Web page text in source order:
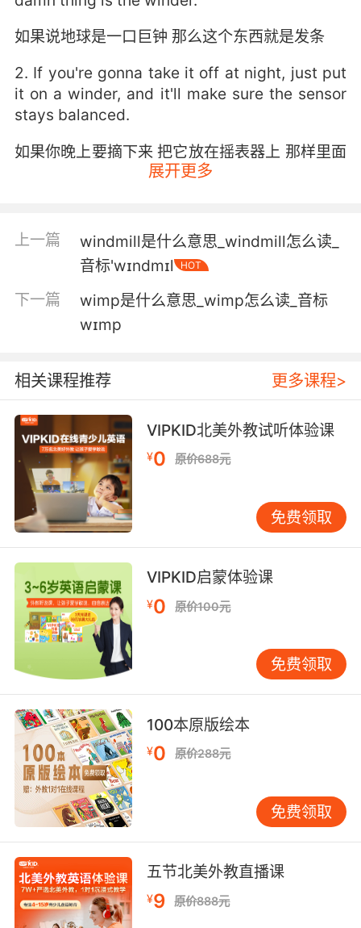
如果说地球是一口巨钟 那么这个东西就是发条
2. If you're gonna take it off at night, just put
it on a winder, and it'll make sure the sensor
stays balanced.
如果你晚上要摘下来 把它放在摇表器上 那样里面
展开更多
上一篇
windmill是什么意思_windmill怎么读_
音标'wɪndmɪl
HOT
下一篇
wimp是什么意思_wimp怎么读_音标
wɪmp
相关课程推荐 更多课程>
VIPKID北美外教试听体验课
¥0 原价688元
免费领取
VIPKID启蒙体验课
¥0 原价100元
免费领取
100本原版绘本
¥0 原价288元
免费领取
五节北美外教直播课
¥9 原价888元